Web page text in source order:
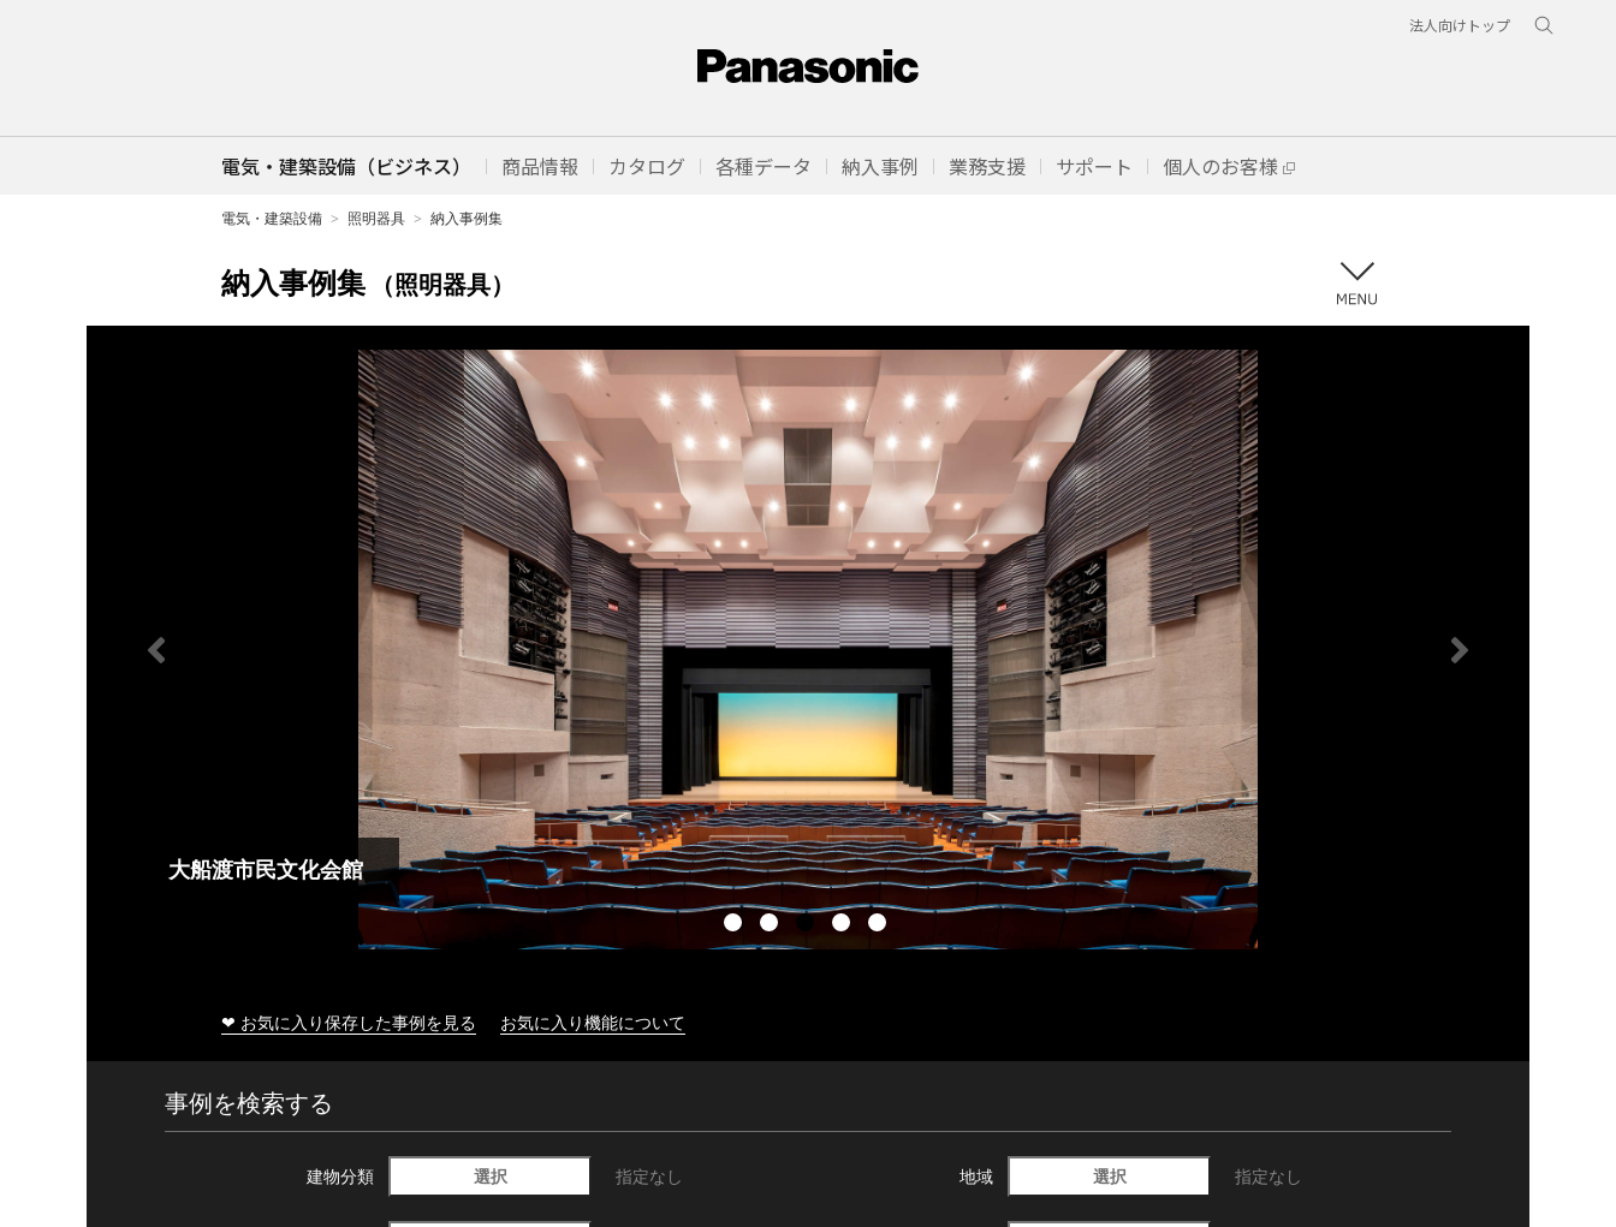
法人向けトップ
電気・建築設備（ビジネス） 商品情報 カタログ 各種データ 納入事例 業務支援 サポート 個人のお客様
電気・建築設備 照明器具 納入事例集
納入事例集 （照明器具）
大船渡市民文化会館
❤ お気に入り保存した事例を見る お気に入り機能について
事例を検索する
建物分類 選択 指定なし 地域 選択 指定なし